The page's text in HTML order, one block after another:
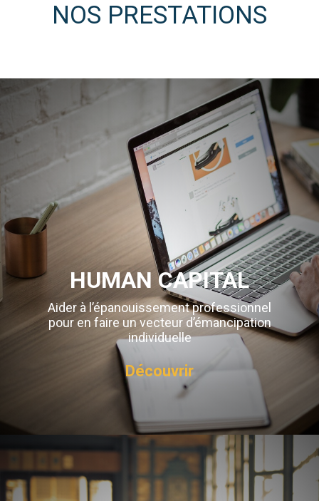
NOS PRESTATIONS
HUMAN CAPITAL
Aider à l’épanouissement professionnel
pour en faire un vecteur d’émancipation
individuelle
Découvrir